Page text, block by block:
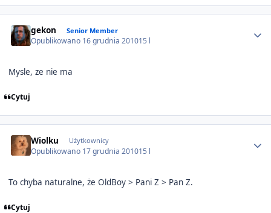
gekon Senior Member
Opublikowano 16 grudnia 201015 l
Mysle, ze nie ma
Cytuj
Wiolku Użytkownicy
Opublikowano 17 grudnia 201015 l
To chyba naturalne, że OldBoy > Pani Z > Pan Z.
Cytuj